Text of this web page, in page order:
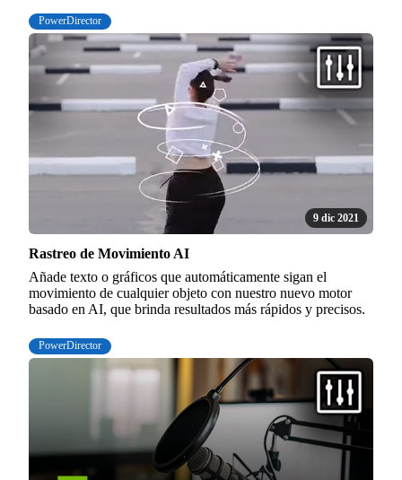
PowerDirector
9 dic 2021
Rastreo de Movimiento AI
Añade texto o gráficos que automáticamente sigan el
movimiento de cualquier objeto con nuestro nuevo motor
basado en AI, que brinda resultados más rápidos y precisos.
PowerDirector